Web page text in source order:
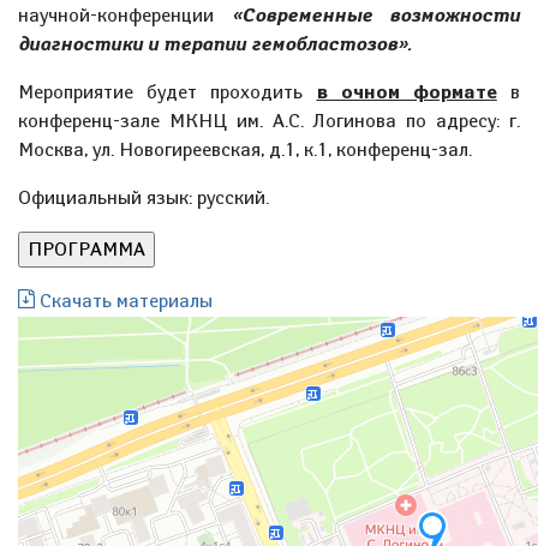
научной-конференции
«Современные возможности
диагностики и терапии гемобластозов».
Мероприятие будет проходить в очном форматев
конференц-зале МКНЦ им. А.С. Логинова по адресу: г.
Москва, ул. Новогиреевская, д.1, к.1, конференц-зал.
Официальный язык: русский.
Скачать материалы